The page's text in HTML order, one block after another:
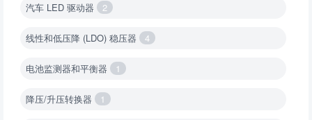
汽车 LED 驱动器 2
线性和低压降 (LDO) 稳压器 4
电池监测器和平衡器 1
降压/升压转换器 1